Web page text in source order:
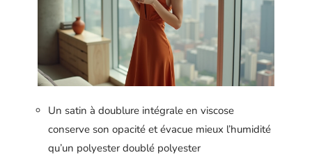
Un satin à doublure intégrale en viscose
conserve son opacité et évacue mieux l’humidité
qu’un polyester doublé polyester